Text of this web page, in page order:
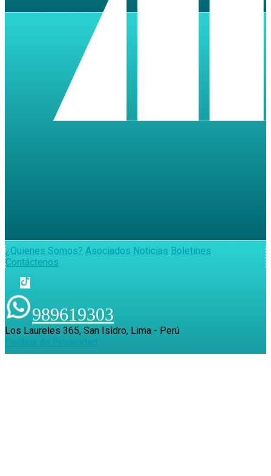
¿Quienes Somos? Asociados Noticias Boletines
Contáctenos
989619303
Los Laureles 365, San Isidro, Lima - Perú
Política de Privacidad